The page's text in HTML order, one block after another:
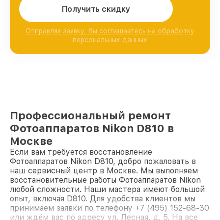
Получить скидку
Отправляя заявку, Вы соглашаетесь на обработку
персональных данных
Профессиональный ремонт
Фотоаппаратов Nikon D810 в
Москве
Если вам требуется восстановление
Фотоаппаратов Nikon D810, добро пожаловать в
наш сервисный центр в Москве. Мы выполняем
восстановительные работы Фотоаппаратов Nikon
любой сложности. Наши мастера имеют большой
опыт, включая D810. Для удобства клиентов мы
принимаем заявки по телефону +7 (495) 152-68-30
или ждём вас по адресу ул. Лесная, д. 5. На все